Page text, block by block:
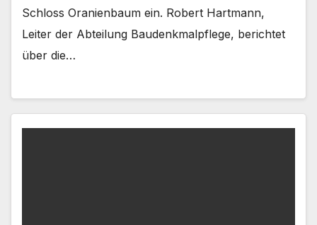
Schloss Oranienbaum ein. Robert Hartmann,
Leiter der Abteilung Baudenkmalpflege, berichtet
über die…